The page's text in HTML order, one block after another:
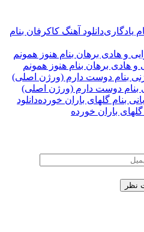
دانلود آهنگ کاکرفان بنام
و هادی برهان بنام هنوز همونم
بنام دوست دارم (ورژن اصلی)
دانلود
باران خورده
نظر